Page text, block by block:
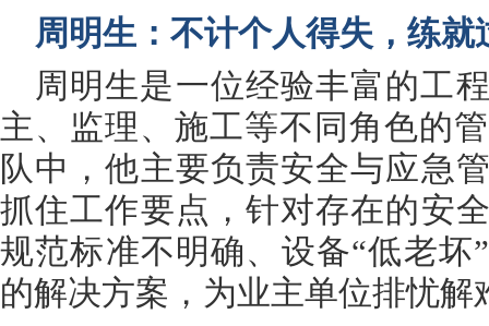
周明生：不计个人得失，练就
周明生是一位经验丰富的工
主、监理、施工等不同角色的
队中，他主要负责安全与应急
抓住工作要点，针对存在的安
规范标准不明确、设备“低老坏
的解决方案，为业主单位排忧解